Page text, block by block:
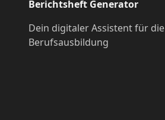
Berichtsheft Generator
Dein digitaler Assistent für die
Berufsausbildung